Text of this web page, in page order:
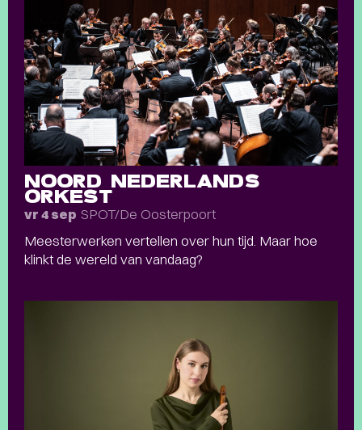
NOORD NEDERLANDS
ORKEST
vr 4 sep SPOT/De Oosterpoort
Meesterwerken vertellen over hun tijd. Maar hoe
klinkt de wereld van vandaag?